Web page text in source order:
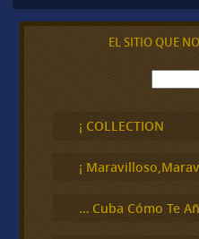
EL SITIO QUE
B
u
c
a
¡ COLLECTION
¡
… Cuba Cómo Te